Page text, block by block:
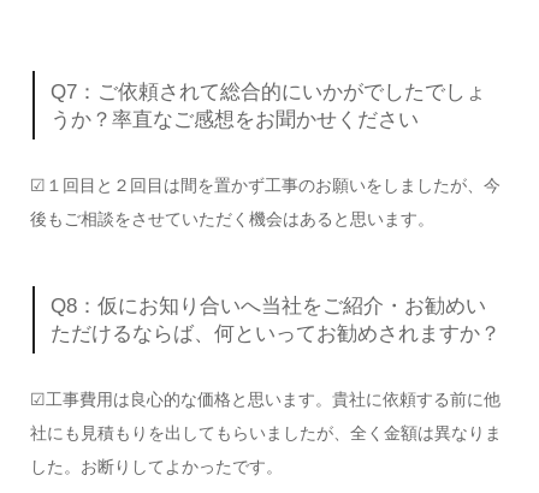
Q7：ご依頼されて総合的にいかがでしたでしょ
うか？率直なご感想をお聞かせください
☑１回目と２回目は間を置かず工事のお願いをしましたが、今
後もご相談をさせていただく機会はあると思います。
Q8：仮にお知り合いへ当社をご紹介・お勧めい
ただけるならば、何といってお勧めされますか？
☑工事費用は良心的な価格と思います。貴社に依頼する前に他
社にも見積もりを出してもらいましたが、全く金額は異なりま
した。お断りしてよかったです。